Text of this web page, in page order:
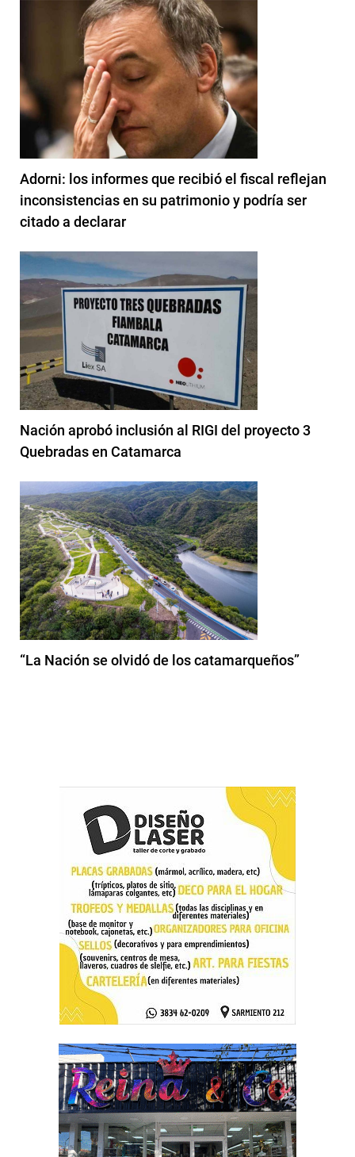
Adorni: los informes que recibió el fiscal reflejan
inconsistencias en su patrimonio y podría ser
citado a declarar
Nación aprobó inclusión al RIGI del proyecto 3
Quebradas en Catamarca
“La Nación se olvidó de los catamarqueños”